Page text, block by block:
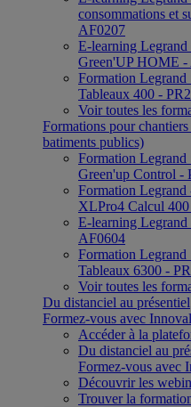
consommations et
AF0207
E-learning Legrand
Green'UP HOME -
Formation
Tableaux 400 -
Voir toutes les
Formations pour
batiments publics)
Formation Legrand
Green'up Control -
Formation
XLPro4 Calcul
E-learning
AF0604
Formation
Tableaux 6300 -
Voir toutes les
Du distanciel au présentiel
Formez-vous avec Innoval
Accéder à la
Du distanciel au
Formez-vous avec
Découvrir les
Trouver la